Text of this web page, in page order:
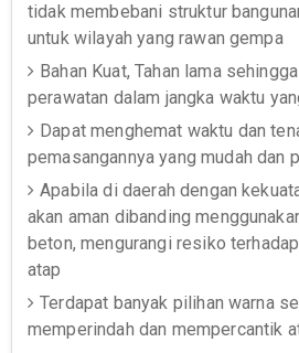
tidak membebani struktur
untuk wilayah yang rawan gempa
Bahan Kuat, Tahan lama
perawatan dalam jangka waktu
Dapat menghemat waktu dan
pemasangannya yang mudah dan
Apabila di daerah dengan
akan aman dibanding
beton, mengurangi resiko
atap
Terdapat banyak pilihan warna
memperindah dan mempercantik